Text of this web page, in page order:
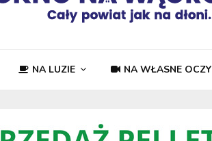
NA LUZIE NA WŁASNE OCZY